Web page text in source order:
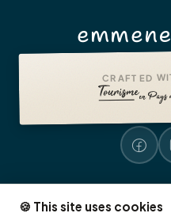
CRAFTED
🍪 This site uses cookies